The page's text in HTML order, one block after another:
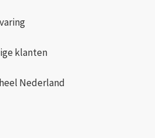
klanten
Nederland